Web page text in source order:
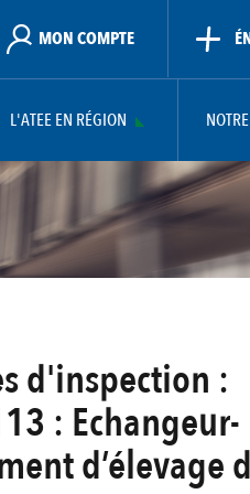
MON COMPTE
L'ATEE EN RÉGION
d'inspection :
: Echangeur-
d’élevage